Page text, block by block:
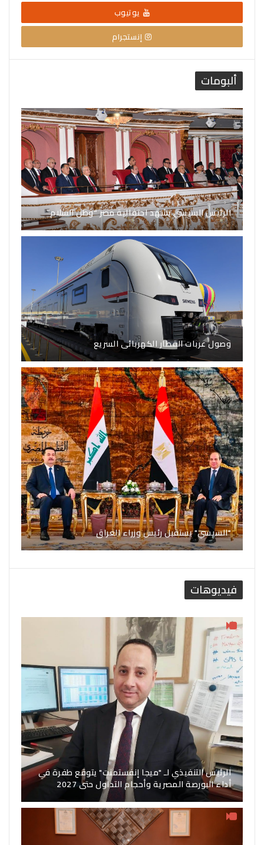
يوتيوب
إنستجرام
ألبومات
الرئيس السيسي يشهد احتفالية مصر “وطن السلام”
وصول عربات القطار الكهربائى السريع
"السيسي" يستقبل رئيس وزراء العراق
فيديوهات
الرئيس التنفيذي لـ "ميجا إنفستمنت" يتوقع طفرة في
أداء البورصة المصرية وأحجام التداول حتى 2027